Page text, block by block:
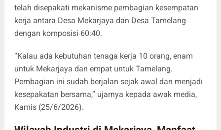
telah disepakati mekanisme pembagian kesempatan
kerja antara Desa Mekarjaya dan Desa Tamelang
dengan komposisi 60:40.
“Kalau ada kebutuhan tenaga kerja 10 orang, enam
untuk Mekarjaya dan empat untuk Tamelang.
Pembagian ini sudah berjalan sejak awal dan menjadi
kesepakatan bersama,” ujarnya kepada awak media,
Kamis (25/6/2026).